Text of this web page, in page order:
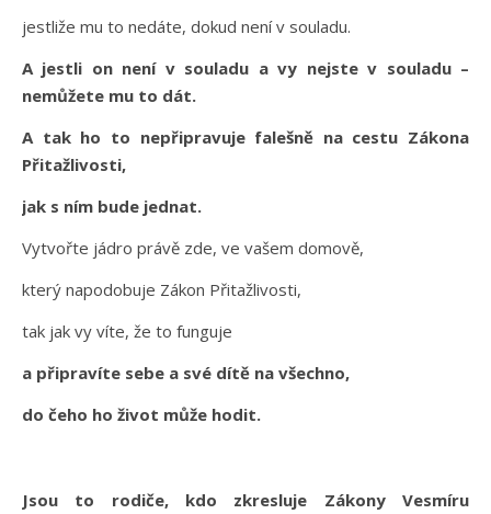
jestliže mu to nedáte, dokud není v souladu.
A jestli on není v souladu a vy nejste v souladu –
nemůžete mu to dát.
A tak ho to nepřipravuje falešně na cestu Zákona
Přitažlivosti,
jak s ním bude jednat.
Vytvořte jádro právě zde, ve vašem domově,
který napodobuje Zákon Přitažlivosti,
tak jak vy víte, že to funguje
a připravíte sebe a své dítě na všechno,
do čeho ho život může hodit.
Jsou to rodiče, kdo zkresluje Zákony Vesmíru